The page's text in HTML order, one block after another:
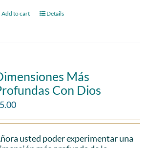
Add to cart Details
Más
Con Dios
5.00
usted poder experimentar una